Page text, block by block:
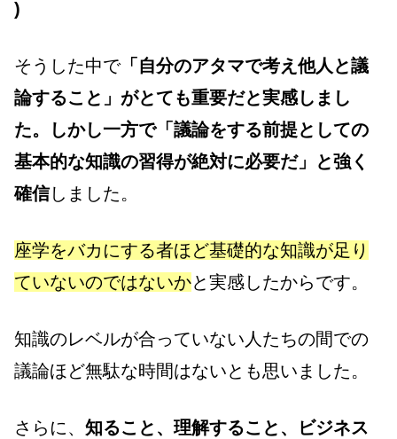
)
そうした中で「自分のアタマで考え他人と議
論すること」がとても重要だと実感しまし
た。しかし一方で「議論をする前提としての
基本的な知識の習得が絶対に必要だ」と強く
確信しました。
座学をバカにする者ほど基礎的な知識が足り
ていないのではないかと実感したからです。
知識のレベルが合っていない人たちの間での
議論ほど無駄な時間はないとも思いました。
さらに、 知ること、理解すること、ビジネス